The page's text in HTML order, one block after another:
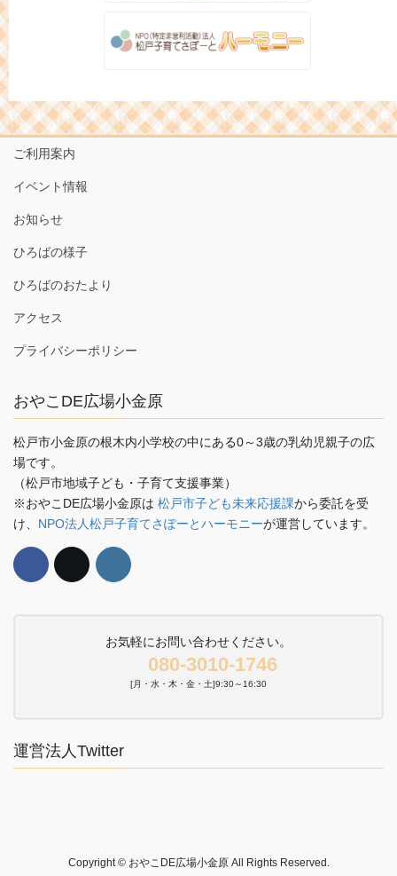
ご利用案内
イベント情報
お知らせ
ひろばの様子
ひろばのおたより
アクセス
プライバシーポリシー
おやこDE広場小金原
松戸市小金原の根木内小学校の中にある0～3歳の乳幼児親子の広
場です。
（松戸市地域子ども・子育て支援事業）
※おやこDE広場小金原は 松戸市子ども未来応援課から委託を受
け、 NPO法人松戸子育てさぽーとハーモニーが運営しています。
お気軽にお問い合わせください。
080-3010-1746
[月・水・木・金・土]9:30～16:30
運営法人Twitter
Copyright © おやこDE広場小金原 All Rights Reserved.